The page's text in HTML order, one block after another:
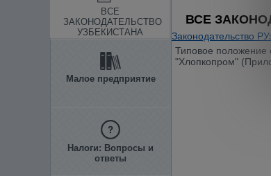
ВСЕ
ЗАКОНОДАТЕЛЬСТВО
УЗБЕКИСТАНА
Малое предприятие
Налоги: Вопросы и
ответы
ВСЕ
Законодательство РУз
Типовое положение
"Хлопкопром"